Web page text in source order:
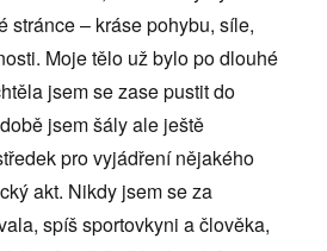
stránce – kráse pohybu, síle,
Moje tělo už bylo po dlouhé
jsem se zase pustit do
jsem šály ale ještě
pro vyjádření nějakého
akt. Nikdy jsem se za
spíš sportovkyni a člověka,